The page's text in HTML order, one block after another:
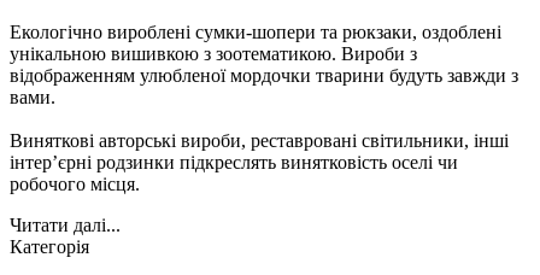
Екологічно вироблені сумки-шопери та рюкзаки, оздоблені
унікальною вишивкою з зоотематикою. Вироби з
відображенням улюбленої мордочки тварини будуть завжди з
вами.
Виняткові авторські вироби, реставровані світильники, інші
інтер’єрні родзинки підкреслять винятковість оселі чи
робочого місця.
Читати далі...
Категорія